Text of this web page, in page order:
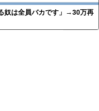
奴は全員バカです」→30万再